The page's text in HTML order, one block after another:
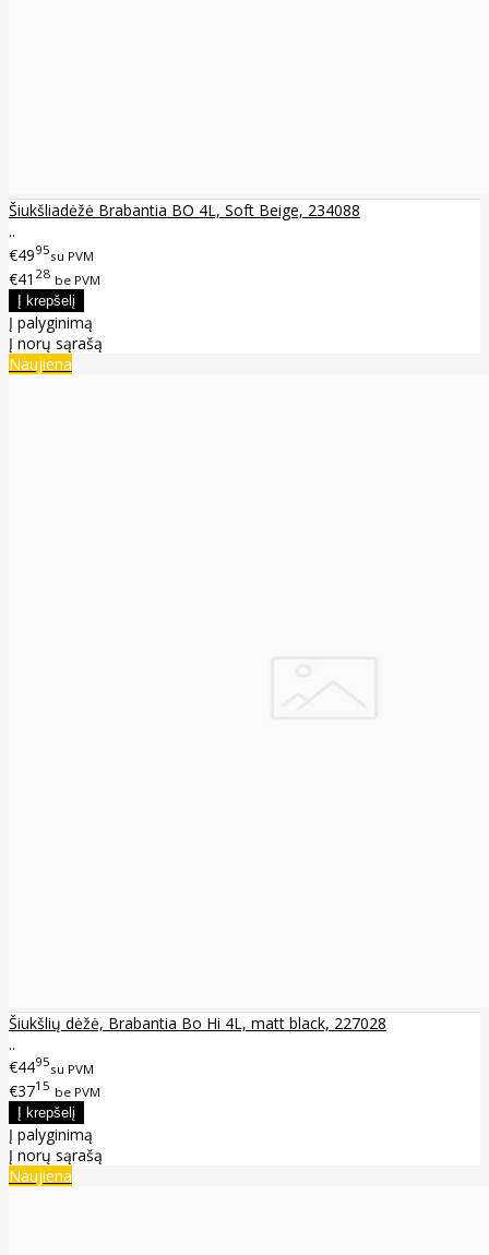
Šiukšliadėžė Brabantia BO 4L, Soft Beige, 234088
..
€4995su PVM
€41 28 be PVM
Į palyginimą
Į norų sąrašą
Naujiena
Šiukšlių dėžė, Brabantia Bo Hi 4L, matt black, 227028
..
€4495su PVM
€3715 be PVM
Į palyginimą
Į norų sąrašą
Naujiena